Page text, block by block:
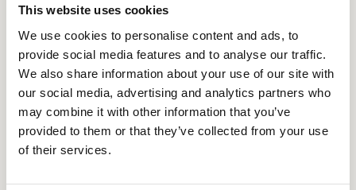
This website uses cookies
We use cookies to personalise content and ads, to
provide social media features and to analyse our traffic.
We also share information about your use of our site with
our social media, advertising and analytics partners who
may combine it with other information that you’ve
provided to them or that they’ve collected from your use
of their services.
Description
Parabootvous propose son cirage rénovateur pour cuir
qui se décline en plusieurs coloris pour s'adapter
parfaitement à votre paire de chaussures favorite.
Ce cirage Paraboot est fabriqué en France à base de cire
de carnauba, cire d'abeille et paraffine pour nourrir le
cuir de vos chaussures et le recolorer.